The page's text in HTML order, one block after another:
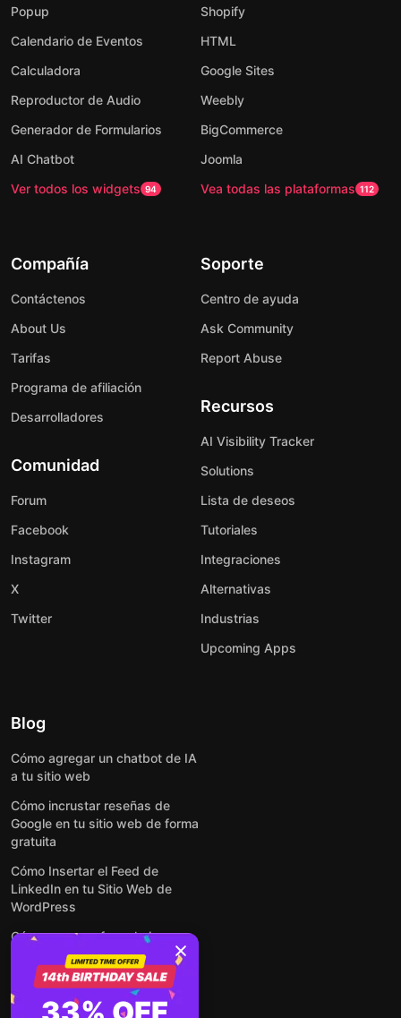
Popup
Calendario de Eventos
Calculadora
Reproductor de Audio
Generador de Formularios
AI Chatbot
Ver todos los widgets 94
Shopify
HTML
Google Sites
Weebly
BigCommerce
Joomla
Vea todas las plataformas 112
Compañía
Contáctenos
About Us
Tarifas
Programa de afiliación
Desarrolladores
Comunidad
Forum
Facebook
Instagram
X
Twitter
Soporte
Centro de ayuda
Ask Community
Report Abuse
Recursos
AI Visibility Tracker
Solutions
Lista de deseos
Tutoriales
Integraciones
Alternativas
Industrias
Upcoming Apps
Blog
Cómo agregar un chatbot de IA
a tu sitio web
Cómo incrustar reseñas de
Google en tu sitio web de forma
gratuita
Cómo Insertar el Feed de
LinkedIn en tu Sitio Web de
WordPress
Cómo crear un formulario para
WordPress: de manera simple y
rápida
Cómo incrustar formularios en